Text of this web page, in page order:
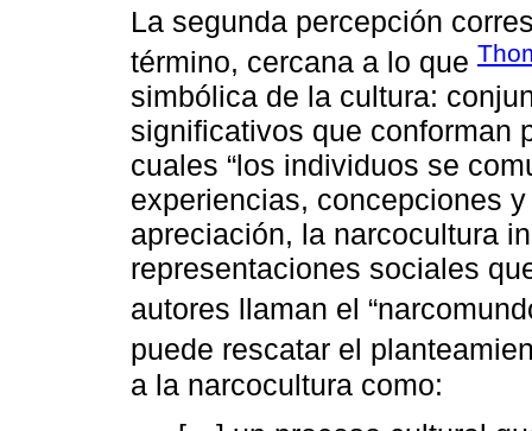
La segunda percepción
término, cercana a lo que
simbólica de la cultura:
significativos que conforman
cuales “los individuos se
experiencias, concepciones
apreciación, la narcocultura
representaciones sociales
autores llaman el
puede rescatar el
a la narcocultura como: